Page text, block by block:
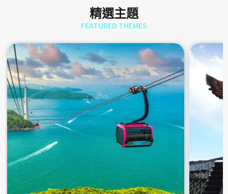
精選主題
FEATURED THEMES